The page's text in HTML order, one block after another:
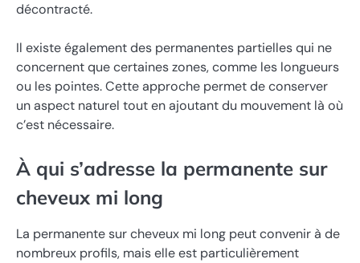
décontracté.
Il existe également des permanentes partielles qui ne
concernent que certaines zones, comme les longueurs
ou les pointes. Cette approche permet de conserver
un aspect naturel tout en ajoutant du mouvement là où
c’est nécessaire.
À qui s’adresse la permanente sur
cheveux mi long
La permanente sur cheveux mi long peut convenir à de
nombreux profils, mais elle est particulièrement